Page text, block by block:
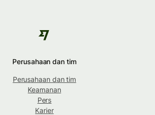
Perusahaan dan tim
Perusahaan dan tim
Keamanan
Pers
Karier